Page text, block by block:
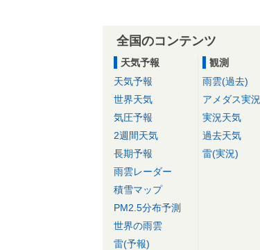
全国のコンテンツ
天気予報
天気予報
世界天気
気圧予報
2週間天気
長期予報
雨雲レーダー
積雪マップ
PM2.5分布予測
世界の雨雲
雷(予報)
観測
雨雲(過去)
アメダス実況
実況天気
過去天気
雷(実況)